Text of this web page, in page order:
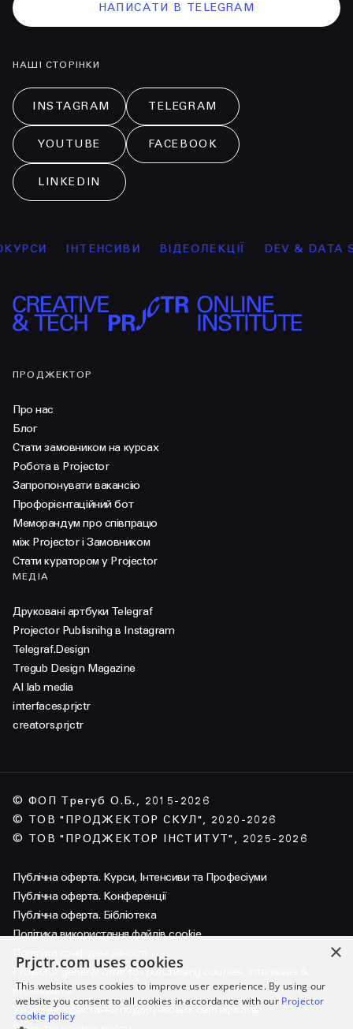
НАПИСАТИ В TELEGRAM
НАШІ СТОРІНКИ
INSTAGRAM TELEGRAM
YOUTUBE FACEBOOK
LINKEDIN
ІНТЕНСИВИ ВІДЕОЛЕКЦІЇ DEV & DATA
ПРОДЖЕКТОР
Про нас
Блог
Стати замовником на курсах
Робота в Projector
Запропонувати вакансію
Профорієнтаційний бот
Меморандум про співпрацю
між Projector і Замовником
Стати куратором у Projector
МЕДІА
Друковані артбуки Telegraf
Projector Publisnihg в Instagram
Telegraf.Design
Tregub Design Magazine
AI lab media
interfaces.prjctr
creators.prjctr
© ФОП Трегуб О.Б., 2015-2026
© ТОВ "ПРОДЖЕКТОР СКУЛ", 2020-2026
© ТОВ "ПРОДЖЕКТОР ІНСТИТУТ", 2025-2026
Публічна оферта. Курси, Інтенсиви та Професіуми
Публічна оферта. Конференції
Публічна оферта. Бібліотека
Політика використання файлів cookie
Projector general offer for purchasing courses, intensives &
professiums
Умови використання подарункових сертифікатів
×
Prjctr.com uses cookies
This website uses cookies to improve user experience. By using our
website you consent to all cookies in accordance with our Projector
cookie policy